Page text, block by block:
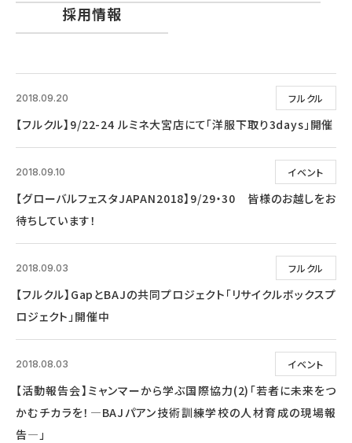
採用情報
フルクル
2018.09.20
【フルクル】9/22-24 ルミネ大宮店にて「洋服下取り3days」開催
イベント
2018.09.10
【グローバルフェスタJAPAN2018】9/29・30 皆様のお越しをお
待ちしています！
フルクル
2018.09.03
【フルクル】GapとBAJの共同プロジェクト「リサイクルボックスプ
ロジェクト」開催中
イベント
2018.08.03
【活動報告会】ミャンマーから学ぶ国際協力(2)「若者に未来をつ
かむチカラを！―BAJパアン技術訓練学校の人材育成の現場報
告―」